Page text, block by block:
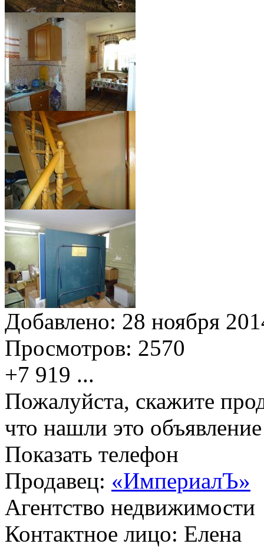
Добавлено: 28 ноября
Просмотров: 2570
+7 919 ...
Пожалуйста, скажите
что нашли это
Показать телефон
Продавец: «ИмпериалЪ»
Агентство недвижимости
Контактное лицо: Елена